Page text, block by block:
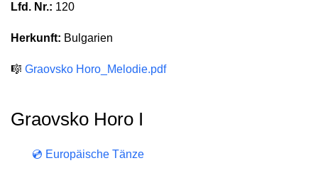
Lfd. Nr.: 120
Herkunft: Bulgarien
🎼 Graovsko Horo_Melodie.pdf
Graovsko Horo I
💿 Europäische Tänze